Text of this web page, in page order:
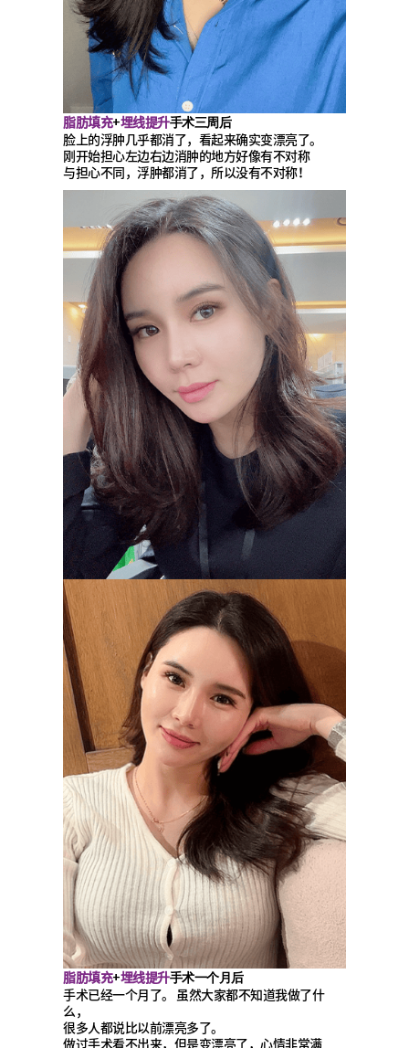
脂肪填充+埋线提升手术三周后
脸上的浮肿几乎都消了，看起来确实变漂亮了。
刚开始担心左边右边消肿的地方好像有不对称
与担心不同，浮肿都消了，所以没有不对称！
脂肪填充+埋线提升手术一个月后
手术已经一个月了。 虽然大家都不知道我做了什
么，
很多人都说比以前漂亮多了。
做过手术看不出来，但是变漂亮了，心情非常满